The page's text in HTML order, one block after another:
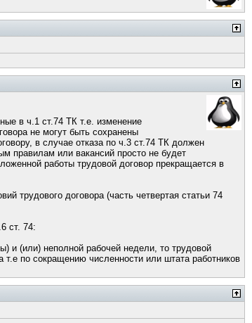
в ч.1 ст.74 ТК т.е. изменение
не могут быть сохранены
в случае отказа по ч.3 ст.74 ТК должен
правилам или вакансий просто не будет
работы трудовой договор прекращается в
трудового договора (часть четвертая статьи 74
ст. 74:
и (или) неполной рабочей недели, то трудовой
т.е по сокращению численности или штата работников